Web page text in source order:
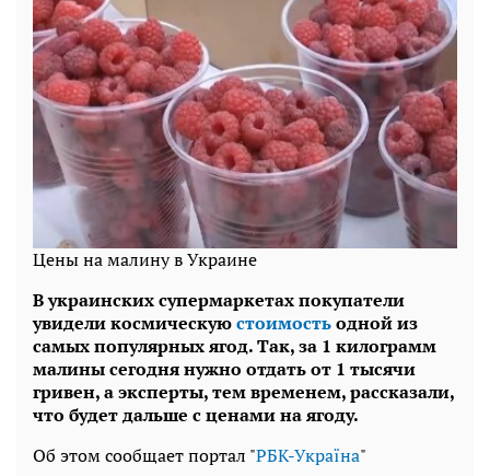
Цены на малину в Украине
В украинских супермаркетах покупатели
увидели космическуюстоимостьодной из
самых популярных ягод. Так, за 1 килограмм
малины сегодня нужно отдать от 1 тысячи
гривен, а эксперты, тем временем, рассказали,
что будет дальше с ценами на ягоду.
Об этом сообщает портал "РБК-Україна"